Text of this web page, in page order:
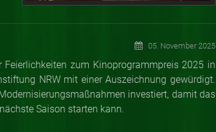
05. November 2025
zum Kinoprogrammpreis 2025 in
NRW mit einer Auszeichnung gewürdigt.
investiert, damit das
Saison starten kann.